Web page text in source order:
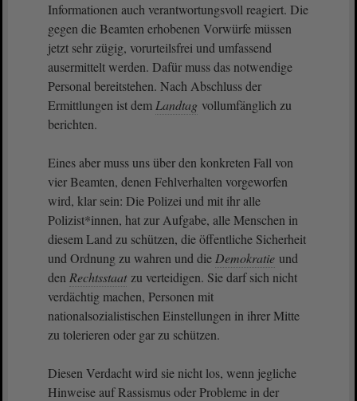
Informationen auch verantwortungsvoll reagiert. Die
gegen die Beamten erhobenen Vorwürfe müssen
jetzt sehr zügig, vorurteilsfrei und umfassend
ausermittelt werden. Dafür muss das notwendige
Personal bereitstehen. Nach Abschluss der
Ermittlungen ist dem Landtag vollumfänglich zu
berichten.
Eines aber muss uns über den konkreten Fall von
vier Beamten, denen Fehlverhalten vorgeworfen
wird, klar sein: Die Polizei und mit ihr alle
Polizist*innen, hat zur Aufgabe, alle Menschen in
diesem Land zu schützen, die öffentliche Sicherheit
und Ordnung zu wahren und die Demokratie und
den Rechtsstaat zu verteidigen. Sie darf sich nicht
verdächtig machen, Personen mit
nationalsozialistischen Einstellungen in ihrer Mitte
zu tolerieren oder gar zu schützen.
Diesen Verdacht wird sie nicht los, wenn jegliche
Hinweise auf Rassismus oder Probleme in der